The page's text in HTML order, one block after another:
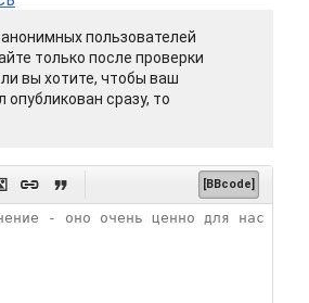
пользователей
только после проверки
вы хотите, чтобы ваш
сразу, то
  [BBcode]